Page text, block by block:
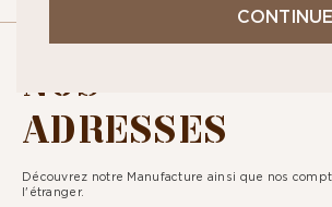
NOS
ADRESSES
Découvrez notre Manufacture ainsi que nos
l'étranger.